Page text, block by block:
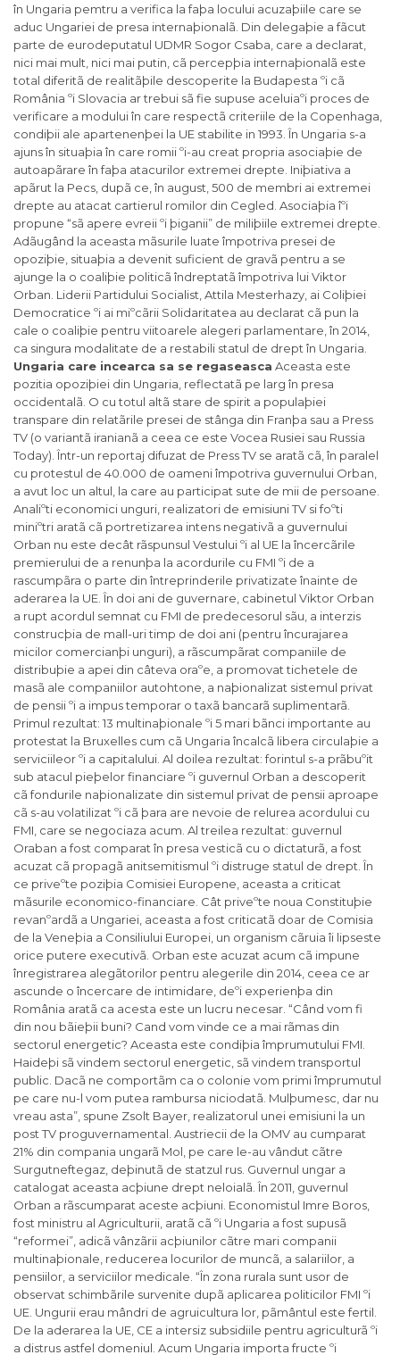
în Ungaria pemtru a verifica la faþa locului acuzaþiile care se
aduc Ungariei de presa internaþionalã. Din delegaþie a fãcut
parte de eurodeputatul UDMR Sogor Csaba, care a declarat,
nici mai mult, nici mai putin, cã percepþia internaþionalã este
total diferitã de realitãþile descoperite la Budapesta ºi cã
România ºi Slovacia ar trebui sã fie supuse aceluiaºi proces de
verificare a modului în care respectã criteriile de la Copenhaga,
condiþii ale apartenenþei la UE stabilite in 1993. În Ungaria s-a
ajuns în situaþia în care romii ºi-au creat propria asociaþie de
autoapãrare în faþa atacurilor extremei drepte. Iniþiativa a
apãrut la Pecs, dupã ce, în august, 500 de membri ai extremei
drepte au atacat cartierul romilor din Cegled. Asociaþia îºi
propune “sã apere evreii ºi þiganii” de miliþiile extremei drepte.
Adãugând la aceasta mãsurile luate împotriva presei de
opoziþie, situaþia a devenit suficient de gravã pentru a se
ajunge la o coaliþie politicã îndreptatã împotriva lui Viktor
Orban. Liderii Partidului Socialist, Attila Mesterhazy, ai Coliþiei
Democratice ºi ai miºcãrii Solidaritatea au declarat cã pun la
cale o coaliþie pentru viitoarele alegeri parlamentare, în 2014,
ca singura modalitate de a restabili statul de drept în Ungaria.
Ungaria care incearca sa se regaseasca Aceasta este
pozitia opoziþiei din Ungaria, reflectatã pe larg în presa
occidentalã. O cu totul altã stare de spirit a populaþiei
transpare din relatãrile presei de stânga din Franþa sau a Press
TV (o variantã iranianã a ceea ce este Vocea Rusiei sau Russia
Today). Într-un reportaj difuzat de Press TV se aratã cã, în paralel
cu protestul de 40.000 de oameni împotriva guvernului Orban,
a avut loc un altul, la care au participat sute de mii de persoane.
Analiºti economici unguri, realizatori de emisiuni TV si foºti
miniºtri aratã cã portretizarea intens negativã a guvernului
Orban nu este decât rãspunsul Vestului ºi al UE la încercãrile
premierului de a renunþa la acordurile cu FMI ºi de a
rascumpãra o parte din întreprinderile privatizate înainte de
aderarea la UE. În doi ani de guvernare, cabinetul Viktor Orban
a rupt acordul semnat cu FMI de predecesorul sãu, a interzis
construcþia de mall-uri timp de doi ani (pentru încurajarea
micilor comercianþi unguri), a rãscumpãrat companiile de
distribuþie a apei din câteva oraºe, a promovat tichetele de
masã ale companiilor autohtone, a naþionalizat sistemul privat
de pensii ºi a impus temporar o taxã bancarã suplimentarã.
Primul rezultat: 13 multinaþionale ºi 5 mari bãnci importante au
protestat la Bruxelles cum cã Ungaria încalcã libera circulaþie a
serviciileor ºi a capitalului. Al doilea rezultat: forintul s-a prãbuºit
sub atacul pieþelor financiare ºi guvernul Orban a descoperit
cã fondurile naþionalizate din sistemul privat de pensii aproape
cã s-au volatilizat ºi cã þara are nevoie de relurea acordului cu
FMI, care se negociaza acum. Al treilea rezultat: guvernul
Oraban a fost comparat în presa vesticã cu o dictaturã, a fost
acuzat cã propagã anitsemitismul ºi distruge statul de drept. În
ce priveºte poziþia Comisiei Europene, aceasta a criticat
mãsurile economico-financiare. Cât priveºte noua Constituþie
revanºardã a Ungariei, aceasta a fost criticatã doar de Comisia
de la Veneþia a Consiliului Europei, un organism cãruia îi lipseste
orice putere executivã. Orban este acuzat acum cã impune
înregistrarea alegãtorilor pentru alegerile din 2014, ceea ce ar
ascunde o încercare de intimidare, deºi experienþa din
România aratã ca acesta este un lucru necesar. “Când vom fi
din nou bãieþii buni? Cand vom vinde ce a mai rãmas din
sectorul energetic? Aceasta este condiþia împrumutului FMI.
Haideþi sã vindem sectorul energetic, sã vindem transportul
public. Dacã ne comportãm ca o colonie vom primi împrumutul
pe care nu-l vom putea rambursa niciodatã. Mulþumesc, dar nu
vreau asta”, spune Zsolt Bayer, realizatorul unei emisiuni la un
post TV proguvernamental. Austriecii de la OMV au cumparat
21% din compania ungarã Mol, pe care le-au vândut cãtre
Surgutneftegaz, deþinutã de statzul rus. Guvernul ungar a
catalogat aceasta acþiune drept neloialã. În 2011, guvernul
Orban a rãscumparat aceste acþiuni. Economistul Imre Boros,
fost ministru al Agriculturii, aratã cã ºi Ungaria a fost supusã
“reformei”, adicã vânzãrii acþiunilor cãtre mari companii
multinaþionale, reducerea locurilor de muncã, a salariilor, a
pensiilor, a serviciilor medicale. “În zona rurala sunt usor de
observat schimbãrile survenite dupã aplicarea politicilor FMI ºi
UE. Ungurii erau mândri de agruicultura lor, pãmântul este fertil.
De la aderarea la UE, CE a intersiz subsidiile pentru agriculturã ºi
a distrus astfel domeniul. Acum Ungaria importa fructe ºi